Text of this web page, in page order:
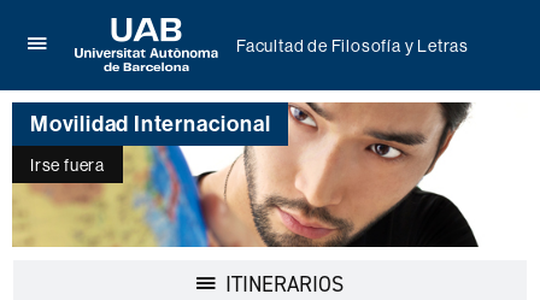
aquí
para
desplegar
el
menú
de
Facultad
de
Universitat
Autònoma
de
Barcelona
Facultad de Filosofía y Letras
Movilidad Internacional
Irse fuera
ITINERARIOS